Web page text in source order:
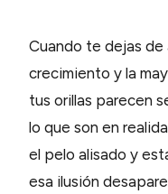
Cuando te dejas de
crecimiento y la
tus orillas parecen
lo que son en
el pelo alisado y
esa ilusión